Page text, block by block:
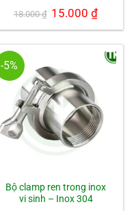
18.000₫ Giá
gốc
là:
15.000₫Giá
tại
15.000 ₫.
-5%
Bộ clamp ren trong inox
vi sinh – Inox 304